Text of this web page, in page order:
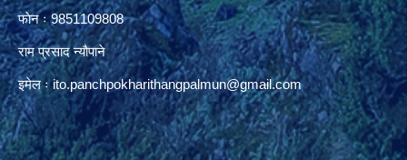
फाेन ः 9851109808
राम प्रसाद न्याैपाने
इमेल ःito.panchpokharithangpalmun@gmail.com